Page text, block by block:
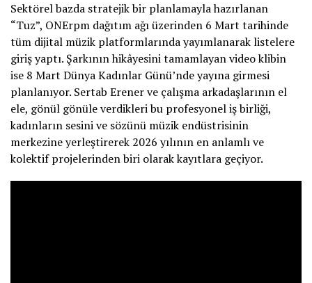
Sektörel bazda stratejik bir planlamayla hazırlanan
“Tuz”, ONErpm dağıtım ağı üzerinden 6 Mart tarihinde
tüm dijital müzik platformlarında yayımlanarak listelere
giriş yaptı. Şarkının hikâyesini tamamlayan video klibin
ise 8 Mart Dünya Kadınlar Günü’nde yayına girmesi
planlanıyor. Sertab Erener ve çalışma arkadaşlarının el
ele, gönül gönüle verdikleri bu profesyonel iş birliği,
kadınların sesini ve sözünü müzik endüstrisinin
merkezine yerleştirerek 2026 yılının en anlamlı ve
kolektif projelerinden biri olarak kayıtlara geçiyor.